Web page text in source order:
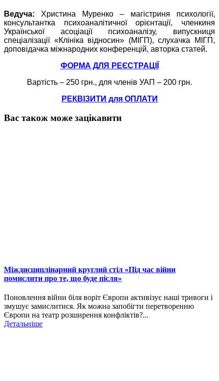
Ведуча: Христина Муренко – магістриня психології,
консультантка психоаналітичної орієнтації, членкиня
Української асоціації психоаналізу, випускниця
спеціалізації «Клініка відносин» (МІГП), слухачка МІГП,
доповідачка міжнародних конференцій, авторка статей.
ФОРМА ДЛЯ РЕЄСТРАЦІЇ
Вартість – 250 грн., для членів УАП – 200 грн.
РЕКВІЗИТИ для ОПЛАТИ
Вас також може зацікавити
Міждисциплінарний круглий стіл «Під час війни
помислити про те, що буде після»
Поновлення війни біля воріт Європи активізує наші тривоги і
змушує замислитися. Як можна запобігти перетворенню
Європи на театр розширення конфліктів?...
Детальніше